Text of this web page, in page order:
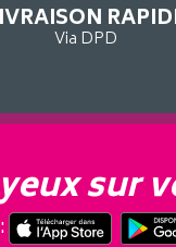
Via DPD
sur